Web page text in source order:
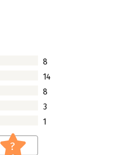
8
14
8
3
1
?